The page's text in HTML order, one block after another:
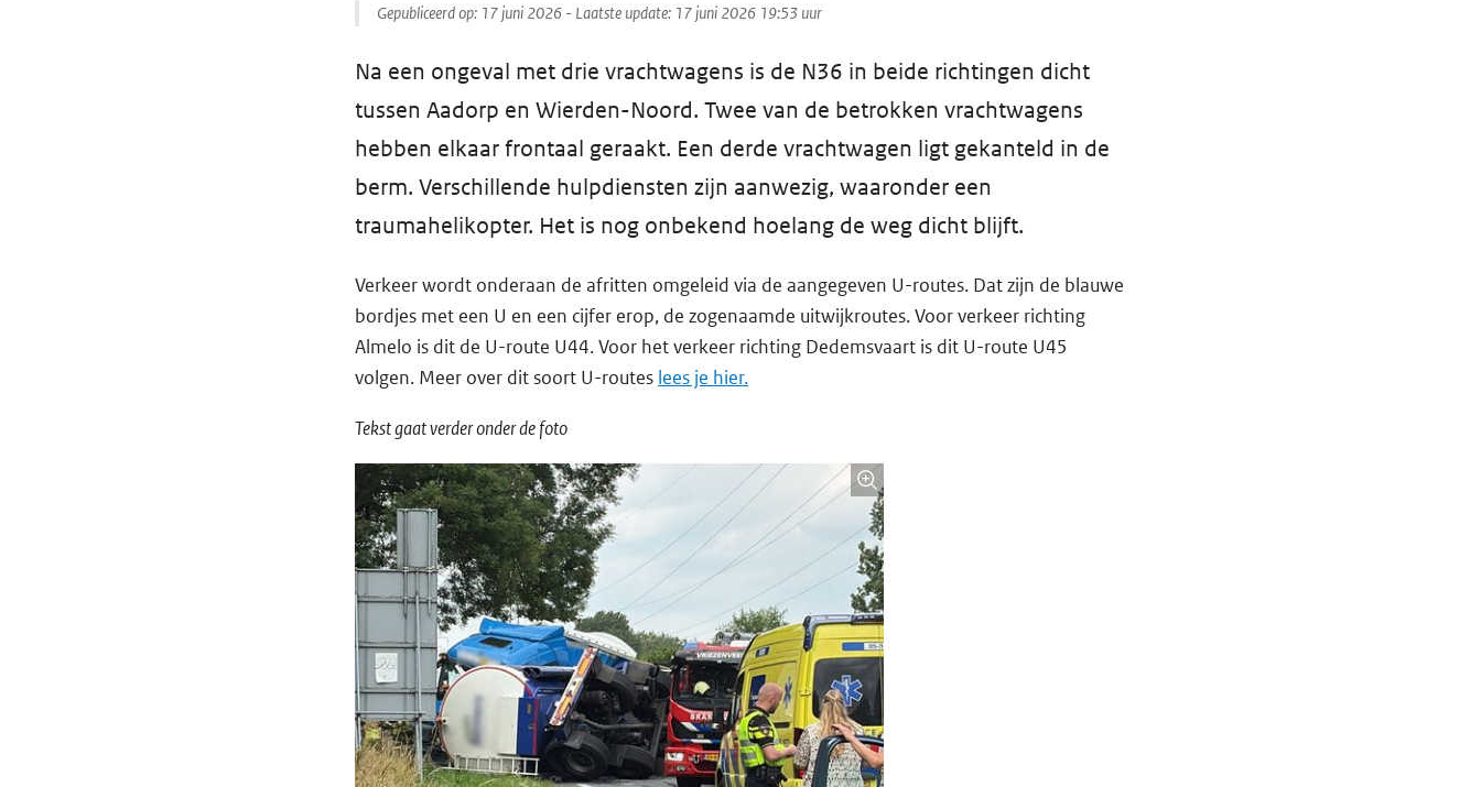
Gepubliceerd op: 17 juni 2026 - Laatste update: 17 juni 2026 19:53 uur
Na een ongeval met drie vrachtwagens is de N36 in beide richtingen dicht
tussen Aadorp en Wierden-Noord. Twee van de betrokken vrachtwagens
hebben elkaar frontaal geraakt. Een derde vrachtwagen ligt gekanteld in de
berm. Verschillende hulpdiensten zijn aanwezig, waaronder een
traumahelikopter. Het is nog onbekend hoelang de weg dicht blijft.
Verkeer wordt onderaan de afritten omgeleid via de aangegeven U-routes. Dat zijn de blauwe
bordjes met een U en een cijfer erop, de zogenaamde uitwijkroutes. Voor verkeer richting
Almelo is dit de U-route U44. Voor het verkeer richting Dedemsvaart is dit U-route U45
volgen. Meer over dit soort U-routes lees je hier.
Tekst gaat verder onder de foto